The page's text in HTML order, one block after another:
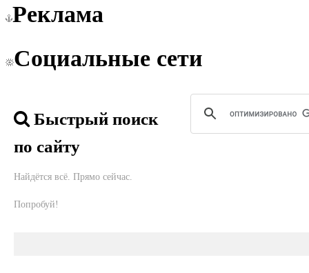
Реклама
Социальные сети
Быстрый поиск
по сайту
Найдётся всё. Прямо сейчас.
Попробуй!